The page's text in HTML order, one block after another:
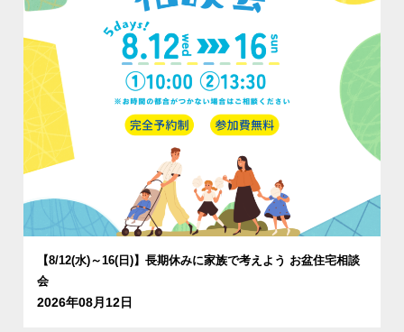
【8/12(水)～16(日)】長期休みに家族で考えよう お盆住宅相談
会
2026年08月12日